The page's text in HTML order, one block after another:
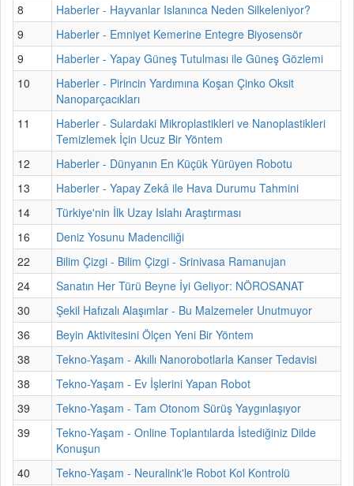
8
Haberler - Hayvanlar Islanınca Neden Silkeleniyor?
9
Haberler - Emniyet Kemerine Entegre Biyosensör
9
Haberler - Yapay Güneş Tutulması ile Güneş Gözlemi
10
Haberler - Pirincin Yardımına Koşan Çinko Oksit
Nanoparçacıkları
11
Haberler - Sulardaki Mikroplastikleri ve Nanoplastikleri
Temizlemek İçin Ucuz Bir Yöntem
12
Haberler - Dünyanın En Küçük Yürüyen Robotu
13
Haberler - Yapay Zekâ ile Hava Durumu Tahmini
14
Türkiye'nin İlk Uzay Islahı Araştırması
16
Deniz Yosunu Madenciliği
22
Bilim Çizgi - Bilim Çizgi - Srinivasa Ramanujan
24
Sanatın Her Türü Beyne İyi Geliyor: NÖROSANAT
30
Şekil Hafızalı Alaşımlar - Bu Malzemeler Unutmuyor
36
Beyin Aktivitesini Ölçen Yeni Bir Yöntem
38
Tekno-Yaşam - Akıllı Nanorobotlarla Kanser Tedavisi
38
Tekno-Yaşam - Ev İşlerini Yapan Robot
39
Tekno-Yaşam - Tam Otonom Sürüş Yaygınlaşıyor
39
Tekno-Yaşam - Online Toplantılarda İstediğiniz Dilde
Konuşun
40
Tekno-Yaşam - Neuralink'le Robot Kol Kontrolü